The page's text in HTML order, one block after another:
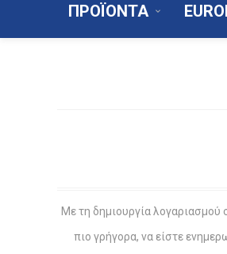
ΠΡΟΪΟΝΤΑ
Με τη δημιουργία λογαριασμού
πιο γρήγορα, να είστε